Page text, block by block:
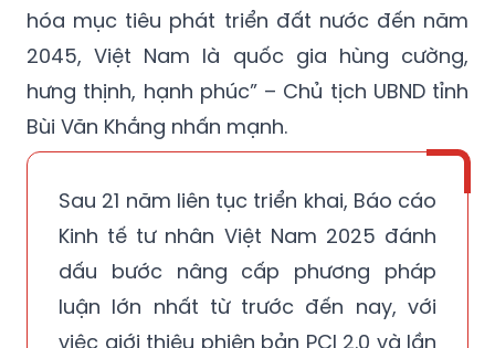
hóa mục tiêu phát triển đất nước đến năm
2045, Việt Nam là quốc gia hùng cường,
hưng thịnh, hạnh phúc” – Chủ tịch UBND tỉnh
Bùi Văn Khắng nhấn mạnh.
Sau 21 năm liên tục triển khai, Báo cáo
Kinh tế tư nhân Việt Nam 2025 đánh
dấu bước nâng cấp phương pháp
luận lớn nhất từ trước đến nay, với
việc giới thiệu phiên bản PCI 2.0 và lần